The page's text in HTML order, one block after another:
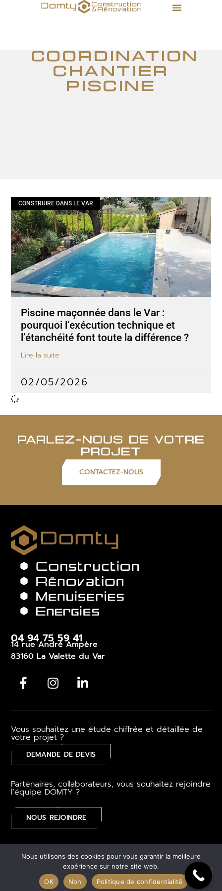
coordination
chantier
piscine
CONSTRUIRE DANS LE VAR
Piscine maçonnée dans le Var :
pourquoi l’exécution technique et
l’étanchéité font toute la différence ?
Lire la suite
02/05/2026
PARLEZ-NOUS DE VOTRE
PROJET
CONTACTEZ-NOUS
04 94 75 59 41
14 rue André Ampère
83160 La Valette du Var
Vous souhaitez une étude chiffrée et détaillée de
votre projet ?
DEMANDE DE DEVIS
Mentions légales–CGV–Gestion des cookies– Plan du
Partenaires, collaborateurs, vous souhaitez rejoindre
l’équipe DOMTY ?
NOUS REJOINDRE
Nous utilisons des cookies pour vous garantir la meilleure
expérience sur notre site web.
OK
Non Politique de confidentialité